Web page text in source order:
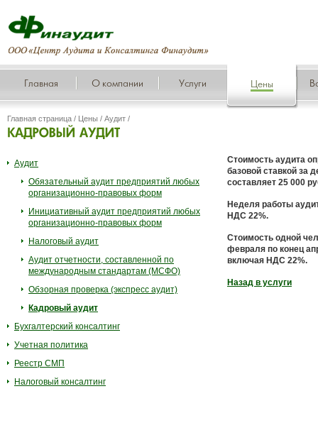
Главная О компании Услуги Цены
Главная страница / Цены / Аудит /
Аудит
Обязательный аудит предприятий любых
организационно-правовых форм
Инициативный аудит предприятий любых
организационно-правовых форм
Налоговый аудит
Аудит отчетности, составленной по
международным стандартам (МСФО)
Обзорная проверка (экспресс аудит)
Кадровый аудит
Бухгалтерский консалтинг
Учетная политика
Реестр СМП
Налоговый консалтинг
Стоимость аудита
базовой ставкой за
составляет 25 000
Неделя работы
НДС 22%.
Стоимость одной
февраля по конец
включая НДС 22%.
Назад в услуги